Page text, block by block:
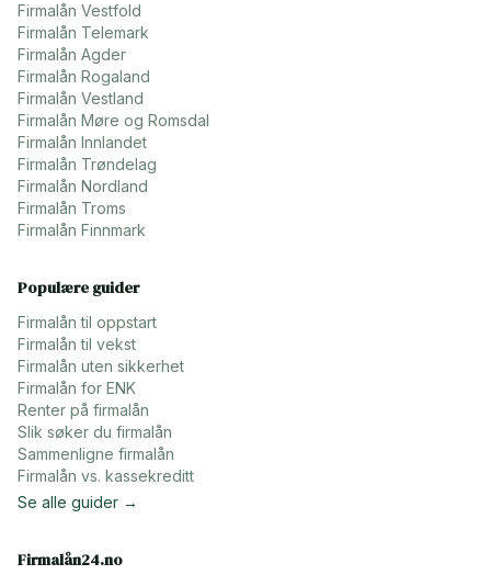
Firmalån Vestfold
Firmalån Telemark
Firmalån Agder
Firmalån Rogaland
Firmalån Vestland
Firmalån Møre og Romsdal
Firmalån Innlandet
Firmalån Trøndelag
Firmalån Nordland
Firmalån Troms
Firmalån Finnmark
Populære guider
Firmalån til oppstart
Firmalån til vekst
Firmalån uten sikkerhet
Firmalån for ENK
Renter på firmalån
Slik søker du firmalån
Sammenligne firmalån
Firmalån vs. kassekreditt
Se alle guider →
Firmalån24.no